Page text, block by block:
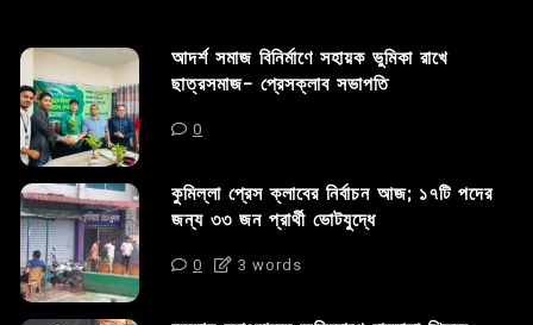
আদর্শ সমাজ বিনির্মাণে সহায়ক ভুমিকা রাখে
ছাত্রসমাজ- প্রেসক্লাব সভাপতি
0
কুমিল্লা প্রেস ক্লাবের নির্বাচন আজ; ১৭টি পদের
জন্য ৩৩ জন প্রার্থী ভোটযুদ্ধে
0 3 words